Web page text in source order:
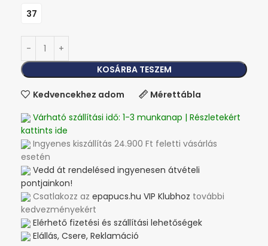
37
KOSÁRBA TESZEM
Kedvencekhez adom
Mérettábla
Várható szállítási idő: 1-3 munkanap | Részletekért
kattints ide
Ingyenes kiszállítás 24.900 Ft feletti vásárlás
esetén
Vedd át rendelésed ingyenesen átvételi
pontjainkon!
Csatlakozz az epapucs.hu VIP Klubhoz további
kedvezményekért
Elérhető fizetési és szállítási lehetőségek
Elállás, Csere, Reklamáció